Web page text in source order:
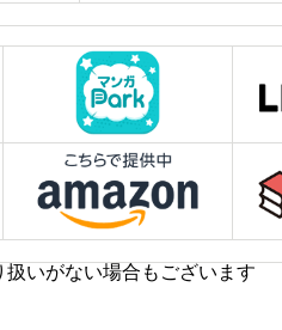
いがない場合もございます